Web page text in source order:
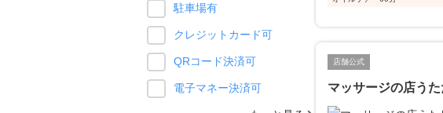
店舗公式
マッサージの店う
駐車場有
クレジットカード可
QRコード決済可
電子マネー決済可